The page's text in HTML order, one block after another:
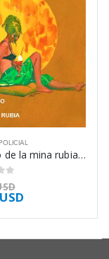
POLICIAL
El caso de la mina rubia – Erle Stanley Gardner
5